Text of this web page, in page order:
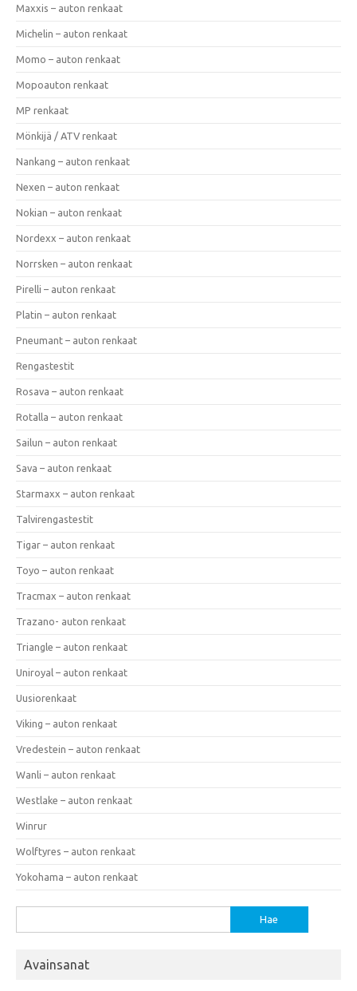
Maxxis – auton renkaat
Michelin – auton renkaat
Momo – auton renkaat
Mopoauton renkaat
MP renkaat
Mönkijä / ATV renkaat
Nankang – auton renkaat
Nexen – auton renkaat
Nokian – auton renkaat
Nordexx – auton renkaat
Norrsken – auton renkaat
Pirelli – auton renkaat
Platin – auton renkaat
Pneumant – auton renkaat
Rengastestit
Rosava – auton renkaat
Rotalla – auton renkaat
Sailun – auton renkaat
Sava – auton renkaat
Starmaxx – auton renkaat
Talvirengastestit
Tigar – auton renkaat
Toyo – auton renkaat
Tracmax – auton renkaat
Trazano- auton renkaat
Triangle – auton renkaat
Uniroyal – auton renkaat
Uusiorenkaat
Viking – auton renkaat
Vredestein – auton renkaat
Wanli – auton renkaat
Westlake – auton renkaat
Winrur
Wolftyres – auton renkaat
Yokohama – auton renkaat
Avainsanat